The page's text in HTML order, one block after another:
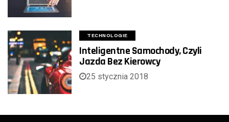
TECHNOLOGIE
Inteligentne Samochody, Czyli
Jazda Bez Kierowcy
25 stycznia 2018